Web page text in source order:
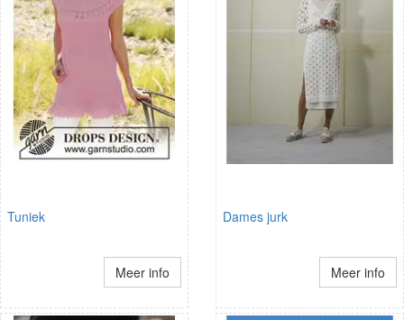
Tuniek
Meer info
Dames jurk
Meer info